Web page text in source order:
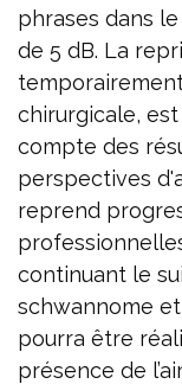
phrases dans
de 5 dB. La
chirurgicale,
compte des
perspectives
reprend
continuant le
schwannome
pourra être
présence de